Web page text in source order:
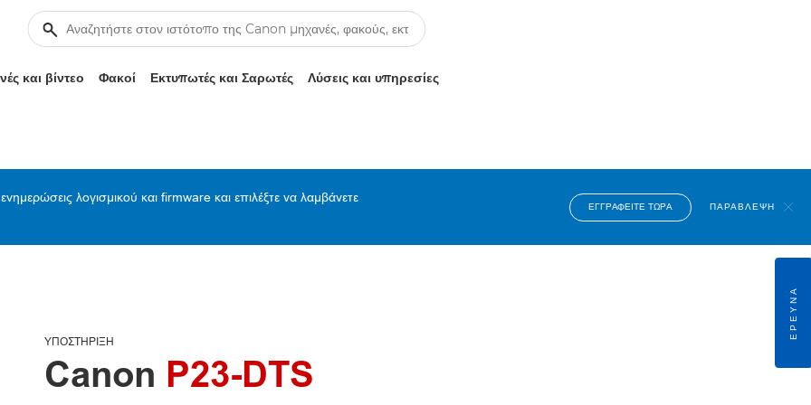
και βίντεο Φακοί Εκτυπωτές και Σαρωτές Λύσεις και υπηρεσίες
λογισμικού και firmware και επιλέξτε να λαμβάνετε
ΕΓΓΡΑΦΕΊΤΕ ΤΏΡΑ ΠΑΡΆΒΛΕΨΗ
ΥΠΟΣΤΉΡΙΞΗ
Canon P23-DTS
ΈΡΕΥΝΑ